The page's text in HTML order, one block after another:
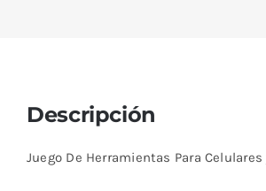
Descripción
Juego De Herramientas Para